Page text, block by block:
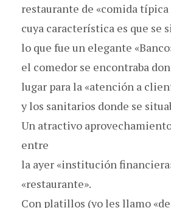
restaurante de «comida típica
cuya característica es que se
lo que fue un elegante
el comedor se encontraba
lugar para la «atención a
y los sanitarios donde se
Un atractivo
entre
la ayer «institución
«restaurante».
Con platillos (yo les llamo